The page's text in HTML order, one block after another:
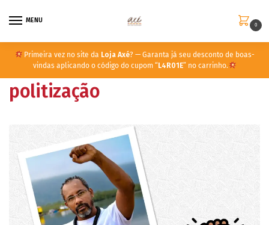
MENU
0
Primeira vez no site da Loja Axé? — Garanta já seu desconto de boas-
vindas aplicando o código do cupom “ L4R01E” no carrinho.
politização